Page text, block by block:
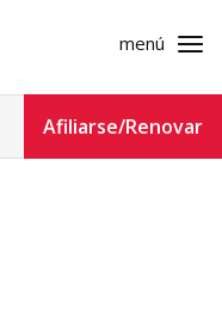
menú
Afiliarse/Renovar